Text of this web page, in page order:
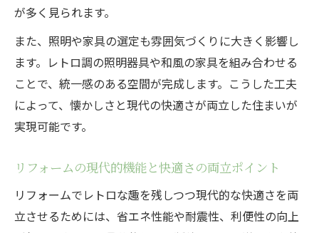
が多く見られます。
また、照明や家具の選定も雰囲気づくりに大きく影響し
ます。レトロ調の照明器具や和風の家具を組み合わせる
ことで、統一感のある空間が完成します。こうした工夫
によって、懐かしさと現代の快適さが両立した住まいが
実現可能です。
リフォームの現代的機能と快適さの両立ポイント
リフォームでレトロな趣を残しつつ現代的な快適さを両
立させるためには、省エネ性能や耐震性、利便性の向上